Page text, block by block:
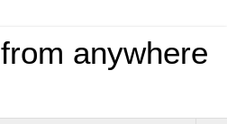
anywhere